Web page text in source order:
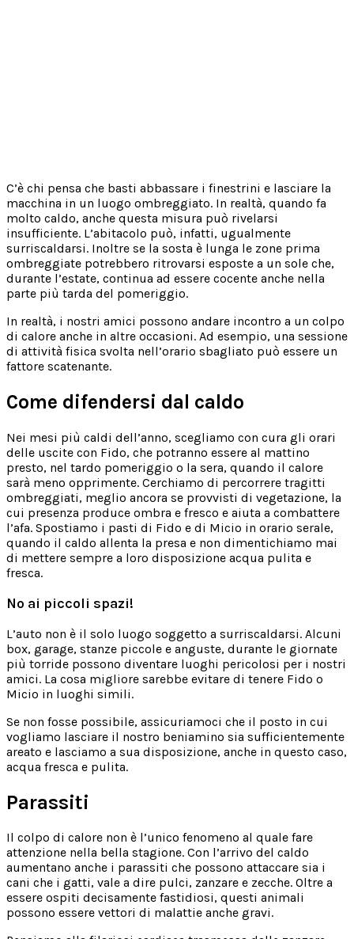
C’è chi pensa che basti abbassare i finestrini e lasciare la
macchina in un luogo ombreggiato. In realtà, quando fa
molto caldo, anche questa misura può rivelarsi
insufficiente. L’abitacolo può, infatti, ugualmente
surriscaldarsi. Inoltre se la sosta è lunga le zone prima
ombreggiate potrebbero ritrovarsi esposte a un sole che,
durante l’estate, continua ad essere cocente anche nella
parte più tarda del pomeriggio.
In realtà, i nostri amici possono andare incontro a un colpo
di calore anche in altre occasioni. Ad esempio, una sessione
di attività fisica svolta nell’orario sbagliato può essere un
fattore scatenante.
Come difendersi dal caldo
Nei mesi più caldi dell’anno, scegliamo con cura gli orari
delle uscite con Fido, che potranno essere al mattino
presto, nel tardo pomeriggio o la sera, quando il calore
sarà meno opprimente. Cerchiamo di percorrere tragitti
ombreggiati, meglio ancora se provvisti di vegetazione, la
cui presenza produce ombra e fresco e aiuta a combattere
l’afa. Spostiamo i pasti di Fido e di Micio in orario serale,
quando il caldo allenta la presa e non dimentichiamo mai
di mettere sempre a loro disposizione acqua pulita e
fresca.
No ai piccoli spazi!
L’auto non è il solo luogo soggetto a surriscaldarsi. Alcuni
box, garage, stanze piccole e anguste, durante le giornate
più torride possono diventare luoghi pericolosi per i nostri
amici. La cosa migliore sarebbe evitare di tenere Fido o
Micio in luoghi simili.
Se non fosse possibile, assicuriamoci che il posto in cui
vogliamo lasciare il nostro beniamino sia sufficientemente
areato e lasciamo a sua disposizione, anche in questo caso,
acqua fresca e pulita.
Parassiti
Il colpo di calore non è l’unico fenomeno al quale fare
attenzione nella bella stagione. Con l’arrivo del caldo
aumentano anche i parassiti che possono attaccare sia i
cani che i gatti, vale a dire pulci, zanzare e zecche. Oltre a
essere ospiti decisamente fastidiosi, questi animali
possono essere vettori di malattie anche gravi.